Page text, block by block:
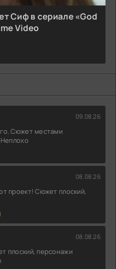
Сиф в сериале «God
Video
09.08.26
Сюжет местами
08.08.26
проект! Сюжет плоский,
08.08.26
плоский, персонажи